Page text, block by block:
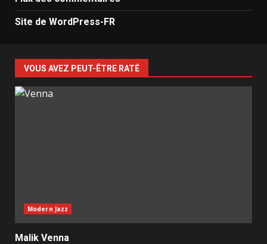
Site de WordPress-FR
VOUS AVEZ PEUT-ÊTRE RATÉ
Modern Jazz
Malik Venna